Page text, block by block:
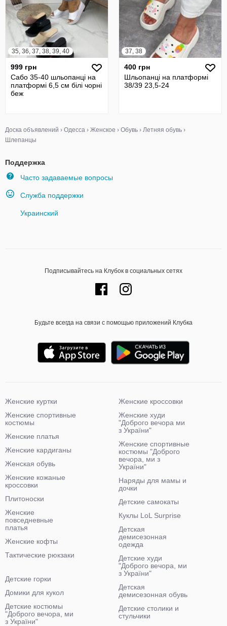
35, 36, 37, 38, 39, 40
999 грн
Сабо 35-40 шльопанці на
платформі 6,5 см білі чорні
беж
37, 38
400 грн
Шльопанці на платформі
38/39 23,5-24
Доска объявлений › Одесса › Женское › Обувь › Летняя обувь ›
Шлепанцы
Поддержка
Часто задаваемые вопросы
Служба поддержки
Украинский
Подписывайтесь на Клубок в социальных сетях
Будьте всегда на связи с помощью приложений Клубка
Женские куртки
Женские спортивные
костюмы
Женские платья
Женские кардиганы
Женская обувь
Женские кожаные
кроссовки
Плитоноски
Женские
повседневные
платья
Женские кофты
Тактические рюкзаки
Женские кроссовки
Женские худи
"Доброго вечора ми
з України"
Женские спортивные
костюмы "Доброго
вечора, ми з
України"
Наряды для мамы и
дочки
Детские самокаты
Куклы LoL Surprise
Детская
демисезонная
одежда
Детские худи
"Доброго вечора, ми
з України"
Детская
демисезонная обувь
Детские столики и
стульчики
Детские горки
Домики для кукол
Детские костюмы
"Доброго вечора, ми
з України"